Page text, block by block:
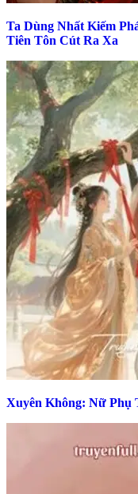
Ta Dùng Nhất Kiếm
Tiên Tôn Cút Ra Xa
Xuyên Không: Nữ Phụ